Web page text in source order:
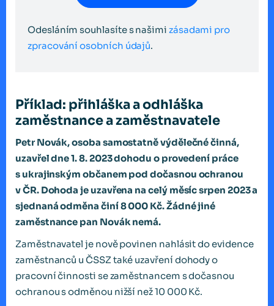
Odesláním souhlasíte s našimi zásadami pro
zpracování osobních údajů.
Příklad: přihláška a odhláška
zaměstnance a zaměstnavatele
Petr Novák, osoba samostatně výdělečné činná,
uzavřel dne 1. 8. 2023 dohodu o provedení práce
s ukrajinským občanem pod dočasnou ochranou
v ČR. Dohoda je uzavřena na celý měsíc srpen 2023 a
sjednaná odměna činí 8 000 Kč. Žádné jiné
zaměstnance pan Novák nemá.
Zaměstnavatel je nově povinen nahlásit do evidence
zaměstnanců u ČSSZ také uzavření dohody o
pracovní činnosti se zaměstnancem s dočasnou
ochranou s odměnou nižší než 10 000 Kč.